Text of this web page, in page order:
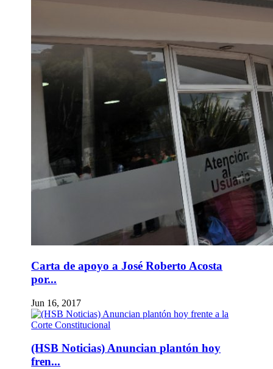
Carta de apoyo a José Roberto Acosta
por...
Jun 16, 2017
(HSB Noticias) Anuncian plantón hoy
fren...